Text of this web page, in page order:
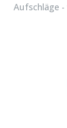
Aufschläge